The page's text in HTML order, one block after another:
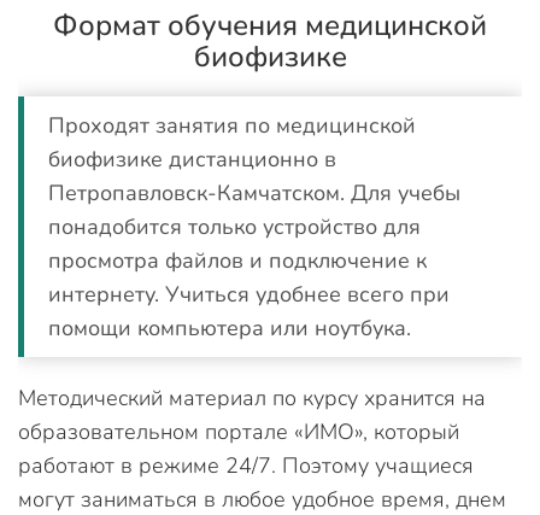
Формат обучения медицинской
биофизике
Проходят занятия по медицинской
биофизике дистанционно в
Петропавловск-Камчатском. Для учебы
понадобится только устройство для
просмотра файлов и подключение к
интернету. Учиться удобнее всего при
помощи компьютера или ноутбука.
Методический материал по курсу хранится на
образовательном портале «ИМО», который
работают в режиме 24/7. Поэтому учащиеся
могут заниматься в любое удобное время, днем